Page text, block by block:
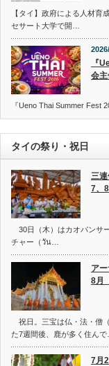
【タイ】政府による人材育
セサート大学で開…
『
会
『Ueno Thai Summer Fest
タイの祭り・祝日
三
7、
30日（木）はカオパンサ
チャー（วัน…
ア
8月
祝日。三宝は仏・法・僧
た7週間後、鹿が多く住んで
7月